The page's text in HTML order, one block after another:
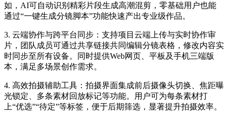
如，AI可自动识别精彩片段生成高潮混剪，零基础用户也能
通过“一键生成分镜脚本”功能快速产出专业级作品。
3. 云端协作与跨平台同步：支持项目云端上传与实时协作审
片，团队成员可通过共享链接共同编辑分镜表格，修改内容实
时同步至所有设备。同时提供Web网页、平板及手机三端版
本，满足多场景创作需求。
4. 高效拍摄辅助工具：拍摄界面集成前后摄像头切换、焦距曝
光锁定、多条素材回放标记等功能。用户可为每条素材打
上“优选”“待定”等标签，便于后期筛选，显著提升拍摄效率。